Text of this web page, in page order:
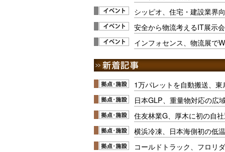
シッピオ、住宅・建設業界
安全から物流考えるIT展示
インフォセンス、物流展で
1万パレットを自動搬送、
日本GLP、重量物対応の広
住友林業G、厚木に初の自
横浜冷凍、日本海側初の低
コールドトラック、フロリ